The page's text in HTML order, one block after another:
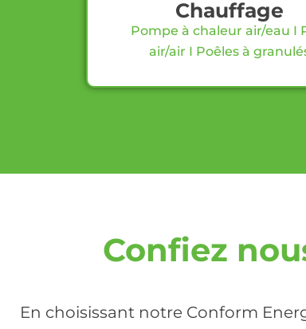
Chauffage
Pompe à chaleur air/eau I
air/air I Poêles à
Confiez
En choisissant notre Conform